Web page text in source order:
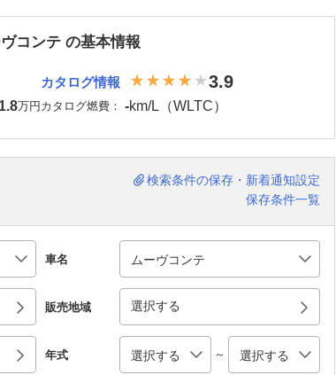
コンテ の基本情報
万円
カタログ情報 3.9
カタログ燃費： -km/L（WLTC）
検索条件の保存・新着通知設定
保存条件一覧
車名
販売地域 選択する
年式 ～